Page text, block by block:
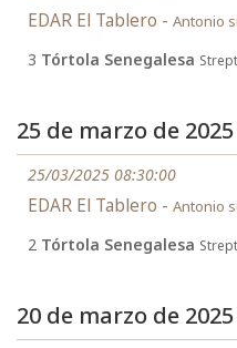
EDAR El Tablero - Antonio
3 Tórtola Senegalesa
25 de marzo de 2025
25/03/2025 08:30:00
EDAR El Tablero - Antonio
2 Tórtola Senegalesa
20 de marzo de 2025